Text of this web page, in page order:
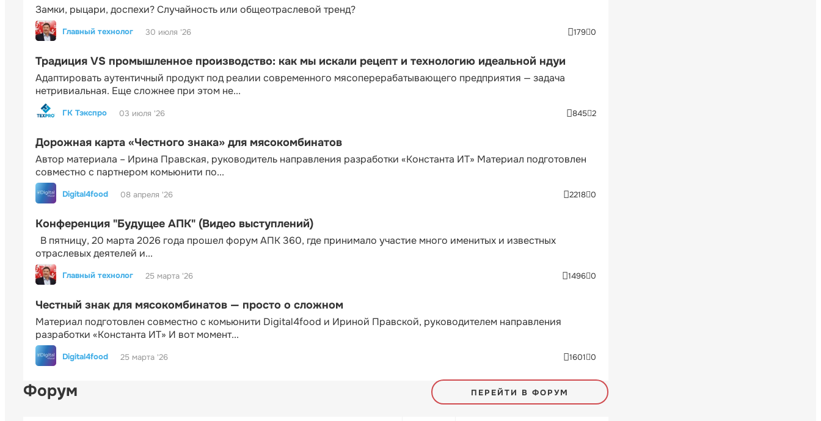
Замки, рыцари, доспехи? Случайность или общеотраслевой тренд?
Главный технолог 30 июля '26 179 0
Традиция VS промышленное производство: как мы искали рецепт и технологию идеальной ндуи
Адаптировать аутентичный продукт под реалии современного мясоперерабатывающего предприятия — задача
нетривиальная. Еще сложнее при этом не...
ГК Тэкспро 03 июля '26 845 2
Дорожная карта «Честного знака» для мясокомбинатов
Автор материала – Ирина Правская, руководитель направления разработки «Константа ИТ» Материал подготовлен
совместно с партнером комьюнити по...
Digital4food 08 апреля '26 2218 0
Конференция "Будущее АПК" (Видео выступлений)
В пятницу, 20 марта 2026 года прошел форум АПК 360, где принимало участие много именитых и известных
отраслевых деятелей и...
Главный технолог 25 марта '26 1496 0
Честный знак для мясокомбинатов — просто о сложном
Материал подготовлен совместно с комьюнити Digital4food и Ириной Правской, руководителем направления
разработки «Константа ИТ» И вот момент...
Digital4food 25 марта '26 1601 0
Форум ПЕРЕЙТИ В ФОРУМ